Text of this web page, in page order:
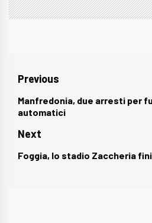
Navigazione
articoli
Previous
Previous
post:
Manfredonia, due arresti per
automatici
Next
Next
Foggia, lo stadio Zaccheria